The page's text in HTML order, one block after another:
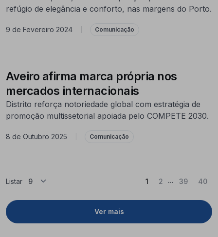
refúgio de elegância e conforto, nas margens do Porto.
9 de Fevereiro 2024 Comunicação
Aveiro afirma marca própria nos
mercados internacionais
Distrito reforça notoriedade global com estratégia de
promoção multissetorial apoiada pelo COMPETE 2030.
8 de Outubro 2025 Comunicação
Listar
Ver mais
1 (Atual)
2 ... 39 40